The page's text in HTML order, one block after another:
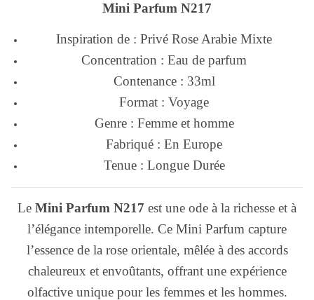
Mini Parfum N217
Inspiration de : Privé Rose Arabie Mixte
Concentration : Eau de parfum
Contenance : 33ml
Format : Voyage
Genre : Femme et homme
Fabriqué : En Europe
Tenue : Longue Durée
Le Mini Parfum N217 est une ode à la richesse et à
l’élégance intemporelle. Ce Mini Parfum capture
l’essence de la rose orientale, mêlée à des accords
chaleureux et envoûtants, offrant une expérience
olfactive unique pour les femmes et les hommes.